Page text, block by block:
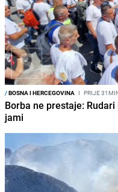
/BOSNA I HERCEGOVINA I PRIJE
Borba ne prestaje:
jami